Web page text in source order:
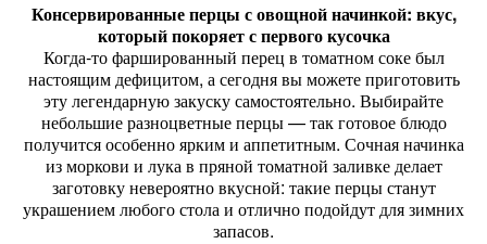
Консервированныеперцы совощнойначинкой: вкус,
которыйпокоряетспервогокусочка
Когда‑тофаршированный перец в томатномсокебыл
настоящимдефицитом, асегоднявыможетеприготовить
этулегендарнуюзакускусамостоятельно. Выбирайте
небольшиеразноцветныеперцы— такготовоеблюдо
получитсяособеннояркими аппетитным. Сочнаяначинка
изморкови и лукав пряной томатной заливкеделает
заготовкуневероятновкусной: такиеперцыстанут
украшениемлюбогостолаи отличноподойдутдлязимних
запасов.